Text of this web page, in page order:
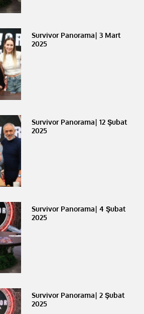
Survivor Panorama| 3 Mart
2025
Survivor Panorama| 12 Şubat
2025
Survivor Panorama| 4 Şubat
2025
Survivor Panorama| 2 Şubat
2025